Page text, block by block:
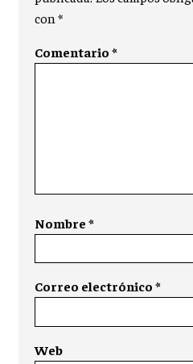
con*
Comentario*
Nombre*
Correo electrónico*
Web